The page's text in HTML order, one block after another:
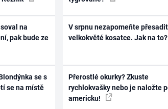
na
pak bude ze
se s
se na místě
V srpnu nezapomeňte přesadit
velkokvěté kosatce. Jak na to?
Přerostlé okurky? Zkuste
rychlokvašky nebo je naložte
americku!